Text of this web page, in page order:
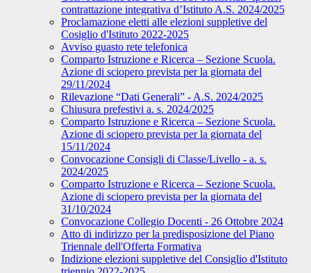
contrattazione integrativa d’Istituto A.S. 2024/2025
Proclamazione eletti alle elezioni suppletive del
Cosiglio d'Istituto 2022-2025
Avviso guasto rete telefonica
Comparto Istruzione e Ricerca – Sezione Scuola.
Azione di sciopero prevista per la giornata del
29/11/2024
Rilevazione “Dati Generali” - A.S. 2024/2025
Chiusura prefestivi a. s. 2024/2025
Comparto Istruzione e Ricerca – Sezione Scuola.
Azione di sciopero prevista per la giornata del
15/11/2024
Convocazione Consigli di Classe/Livello - a. s.
2024/2025
Comparto Istruzione e Ricerca – Sezione Scuola.
Azione di sciopero prevista per la giornata del
31/10/2024
Convocazione Collegio Docenti - 26 Ottobre 2024
Atto di indirizzo per la predisposizione del Piano
Triennale dell'Offerta Formativa
Indizione elezioni suppletive del Consiglio d'Istituto